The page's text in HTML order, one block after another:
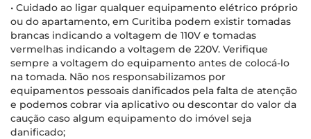
• Cuidado ao ligar qualquer equipamento elétrico próprio
ou do apartamento, em Curitiba podem existir tomadas
brancas indicando a voltagem de 110V e tomadas
vermelhas indicando a voltagem de 220V. Verifique
sempre a voltagem do equipamento antes de colocá-lo
na tomada. Não nos responsabilizamos por
equipamentos pessoais danificados pela falta de atenção
e podemos cobrar via aplicativo ou descontar do valor da
caução caso algum equipamento do imóvel seja
danificado;